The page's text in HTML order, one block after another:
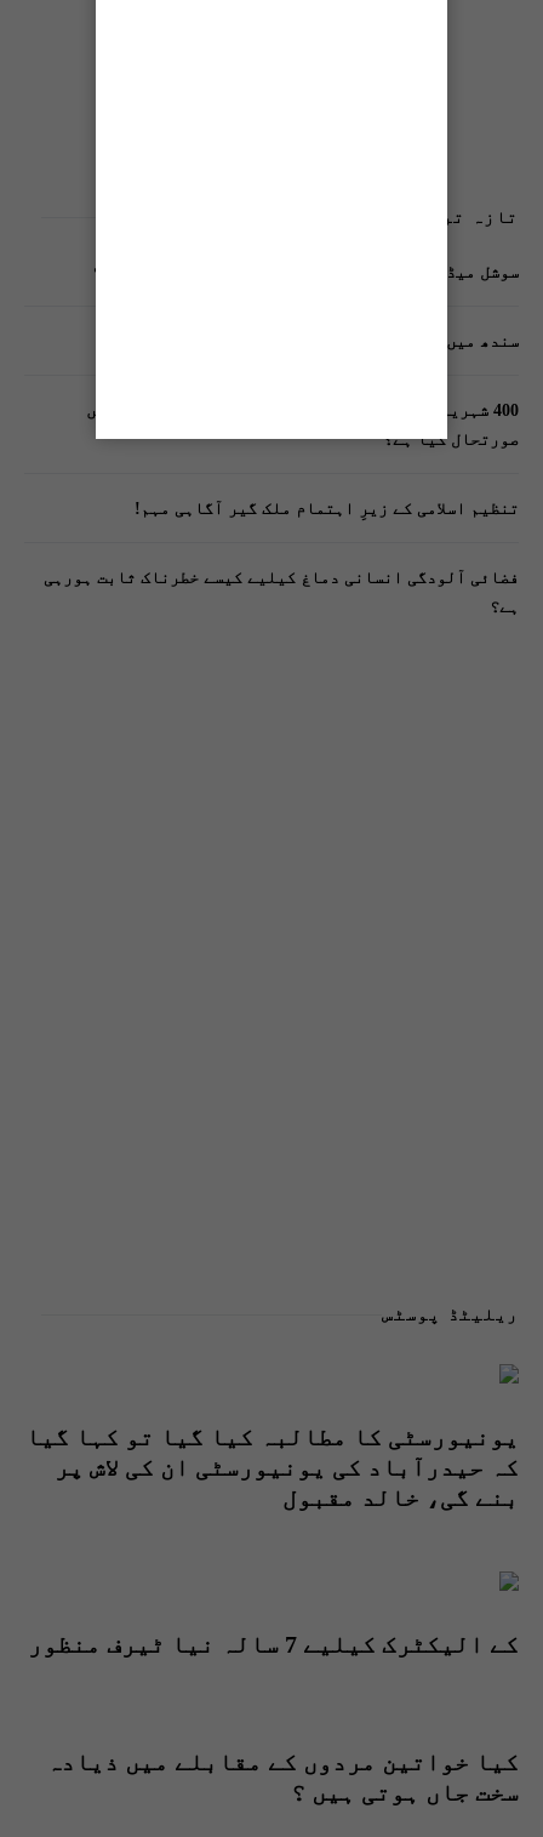
تازہ ترین پوسٹس
سوشل میڈیا پر وکڑی پوسٹ ڈیجیٹل شناخت کیلیے خطرہ؟
سندھ میں گاڑیوں کی انشورنس لازمی قرار
400 شہریوں کیلئے ایک پولیس اہلکار لازمی، کراچی میں
صورتحال کیا ہے؟
تنظیم اسلامی کے زیرِ اہتمام ملک گیر آگاہی مہم!
فضائی آلودگی انسانی دماغ کیلیے کیسے خطرناک ثابت ہورہی
ہے؟
ریلیٹڈ پوسٹس
یونیورسٹی کا مطالبہ کیا گیا تو کہا گیا
کہ حیدرآباد کی یونیورسٹی ان کی لاش پر
بنے گی، خالد مقبول
کے الیکٹرک کیلیے 7 سالہ نیا ٹیرف منظور
کیا خواتین مردوں کے مقابلے میں ذیادہ
سخت جاں ہوتی ہیں ؟